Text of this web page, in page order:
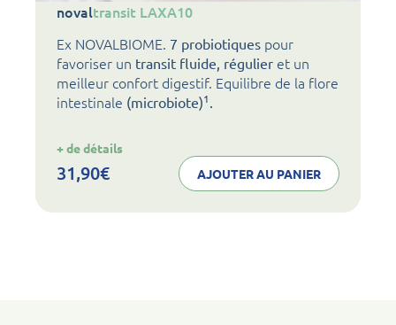
novaltransit LAXA10
Ex NOVALBIOME. 7 probiotiques pour
favoriser un transit fluide, régulier et un
meilleur confort digestif. Equilibre de la flore
intestinale (microbiote)1.
+ de détails
transit
31,90€ AJOUTER AU PANIER